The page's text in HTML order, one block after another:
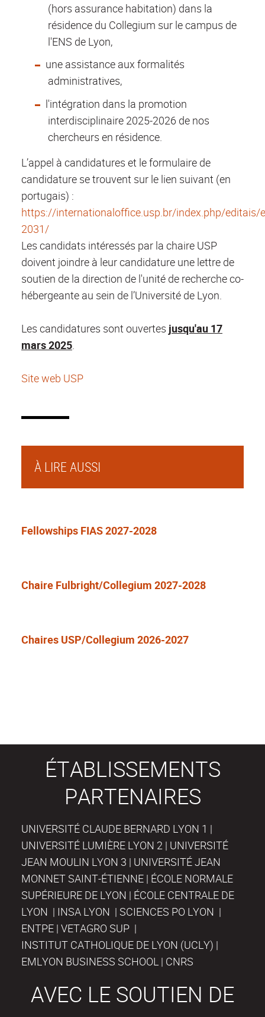
(hors assurance habitation) dans la
résidence du Collegium sur le campus de
l'ENS de Lyon,
une assistance aux formalités
administratives,
l'intégration dans la promotion
interdisciplinaire 2025-2026 de nos
chercheurs en résidence.
L’appel à candidatures et le formulaire de
candidature se trouvent sur le lien suivant (en
portugais) :
https://internationaloffice.usp.br/index.php/editais/
2031/
Les candidats intéressés par la chaire USP
doivent joindre à leur candidature une lettre de
soutien de la direction de l'unité de recherche co-
hébergeante au sein de l’Université de Lyon.
Les candidatures sont ouvertes jusqu'au 17
mars 2025
Site web USP
À LIRE AUSSI
Fellowships FIAS 2027-2028
Chaire Fulbright/Collegium 2027-2028
Chaires USP/Collegium 2026-2027
ÉTABLISSEMENTS
PARTENAIRES
UNIVERSITÉ CLAUDE BERNARD LYON 1 |
UNIVERSITÉ LUMIÈRE LYON 2 | UNIVERSITÉ
JEAN MOULIN LYON 3 | UNIVERSITÉ JEAN
MONNET SAINT-ÉTIENNE | ÉCOLE NORMALE
SUPÉRIEURE DE LYON | ÉCOLE CENTRALE DE
LYON | INSA LYON | SCIENCES PO LYON |
ENTPE | VETAGRO SUP |
INSTITUT CATHOLIQUE DE LYON (UCLY) |
EMLYON BUSINESS SCHOOL | CNRS
AVEC LE SOUTIEN DE